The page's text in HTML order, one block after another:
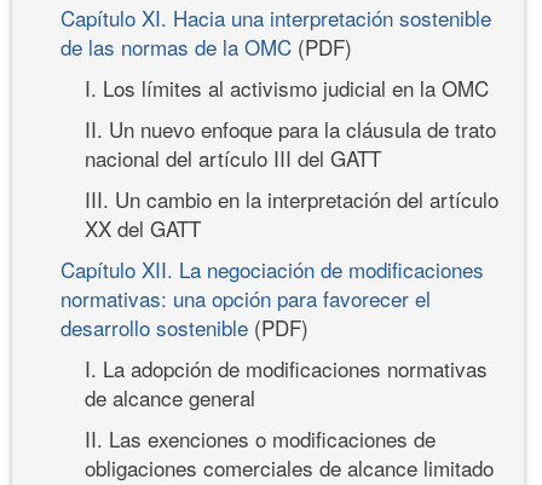
Capítulo XI. Hacia una interpretación sostenible
de las normas de la OMC (PDF)
I. Los límites al activismo judicial en la OMC
II. Un nuevo enfoque para la cláusula de trato
nacional del artículo III del GATT
III. Un cambio en la interpretación del artículo
XX del GATT
Capítulo XII. La negociación de modificaciones
normativas: una opción para favorecer el
desarrollo sostenible (PDF)
I. La adopción de modificaciones normativas
de alcance general
II. Las exenciones o modificaciones de
obligaciones comerciales de alcance limitado